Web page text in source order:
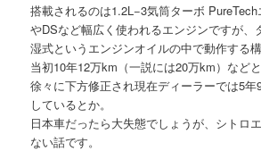
搭載されるのは1.2L−3気筒ターボ
やDSなど幅広く使われるエンジンですが、
湿式というエンジンオイルの中で動作する
当初10年12万km（一説には20万km）など
徐々に下方修正され現在ディーラーでは5
しているとか。
日本車だったら大失態でしょうが、シトロ
ない話です。